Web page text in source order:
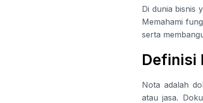
Di dunia bisnis
Memahami
serta
Definisi
Nota adalah
atau jasa.